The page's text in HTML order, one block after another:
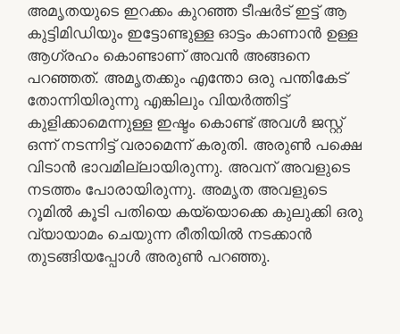
അമൃതയുടെ ഇറക്കം കുറഞ്ഞ ടീഷർട് ഇട്ട് ആ
കുട്ടിമിഡിയും ഇട്ടോണ്ടുള്ള ഓട്ടം കാണാൻ ഉള്ള
ആഗ്രഹം കൊണ്ടാണ് അവൻ അങ്ങനെ
പറഞ്ഞത്. അമൃതക്കും എന്തോ ഒരു പന്തികേട്
തോന്നിയിരുന്നു എങ്കിലും വിയർത്തിട്ട്
കുളിക്കാമെന്നുള്ള ഇഷ്ടം കൊണ്ട് അവൾ ജസ്റ്റ്
ഒന്ന് നടന്നിട്ട് വരാമെന്ന് കരുതി. അരുൺ പക്ഷെ
വിടാൻ ഭാവമില്ലായിരുന്നു. അവന് അവളുടെ
നടത്തം പോരായിരുന്നു. അമൃത അവളുടെ
റൂമിൽ കൂടി പതിയെ കയ്യൊക്കെ കുലുക്കി ഒരു
വ്യായാമം ചെയുന്ന രീതിയിൽ നടക്കാൻ
തുടങ്ങിയപ്പോൾ അരുൺ പറഞ്ഞു.